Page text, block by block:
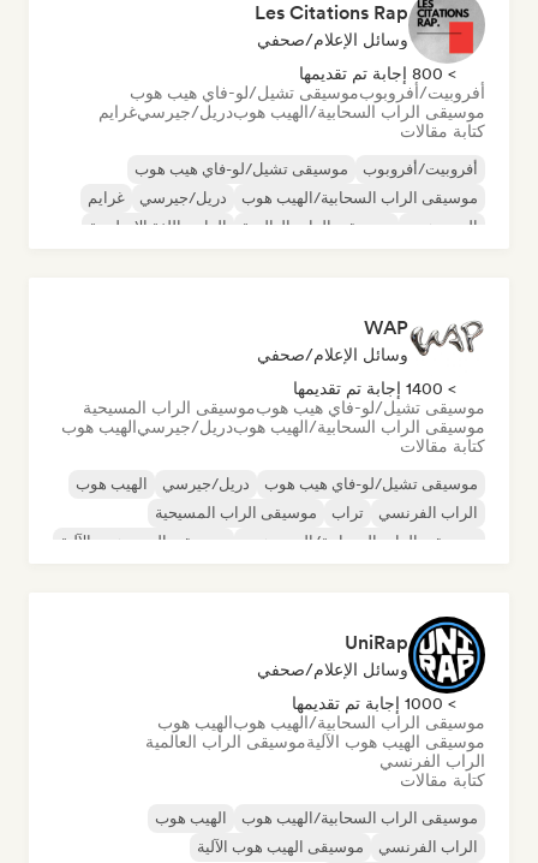
Les Citations Rap
وسائل الإعلام/صحفي
> 800 إجابة تم تقديمها
أفروبيت/أفروبوبموسيقى تشيل/لو-فاي هيب هوب
موسيقى الراب السحابية/الهيب هوبدريل/جيرسيغرايم
كتابة مقالات
أفروبيت/أفروبوب
موسيقى تشيل/لو-فاي هيب هوب
موسيقى الراب السحابية/الهيب هوب
دريل/جيرسي
غرايم
الهيب هوب
موسيقى الراب العالمية الراب باللغة الإنجليزية
WAP
وسائل الإعلام/صحفي
> 1400 إجابة تم تقديمها
موسيقى تشيل/لو-فاي هيب هوبموسيقى الراب المسيحية
موسيقى الراب السحابية/الهيب هوبدريل/جيرسيالهيب هوب
كتابة مقالات
موسيقى تشيل/لو-فاي هيب هوب دريل/جيرسي
الهيب هوب
الراب الفرنسي
تراب
موسيقى الراب المسيحية
موسيقى الراب السحابية/الهيب هوب
موسيقى الهيب هوب الآلية
UniRap
وسائل الإعلام/صحفي
> 1000 إجابة تم تقديمها
موسيقى الراب السحابية/الهيب هوبالهيب هوب
موسيقى الهيب هوب الآليةموسيقى الراب العالمية
الراب الفرنسي
كتابة مقالات
موسيقى الراب السحابية/الهيب هوب
الهيب هوب
الراب الفرنسي
موسيقى الهيب هوب الآلية